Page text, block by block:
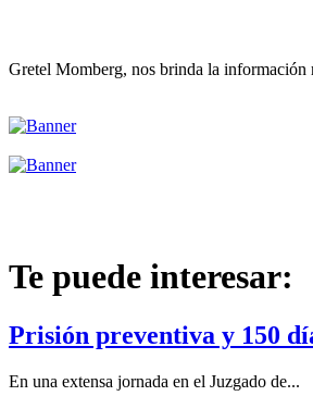
Gretel Momberg, nos brinda la información
Te puede interesar:
Prisión preventiva y 150
En una extensa jornada en el Juzgado de...